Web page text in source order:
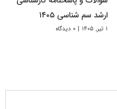
ارشد سم شناسی ۱۴۰۵
۱ تیر, ۱۴۰۵ | ۰ دیدگاه